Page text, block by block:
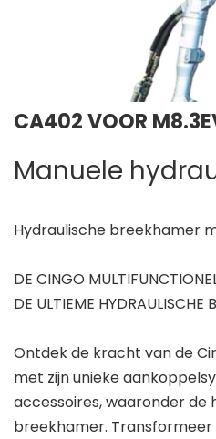
CA402 VOOR
Manuele
Hydraulische breekhamer
DE CINGO
DE ULTIEME HYDRAULISCHE
Ontdek de kracht van de
met zijn unieke
accessoires, waaronder de
breekhamer.